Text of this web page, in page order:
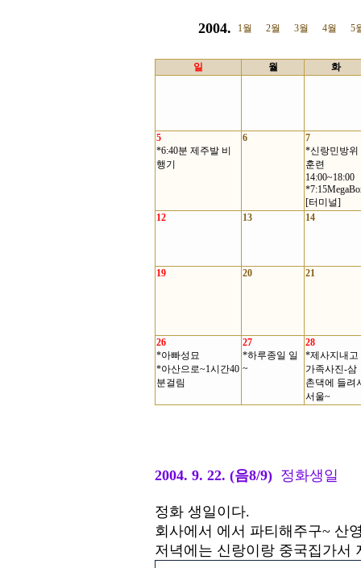
2004. 1월 2월 3월 4월 5
일 월 화
5
*6:40분 제주발 비
행기
6
7
*신랑민방위
훈련
14:00~18:00
[터미널]
12
13 14
19 20 21
26
*아빠성묘
*아산으로~1시간40
분걸림
27
*하루종일 일
~
28
*제사지내고
가족사진-삼
촌댁에 들려
서울~
2004. 9. 22. (음8/9) 정화생일
정화 생일이다.
회사에서 에서 파티해주구~ 산
저녁에는 신랑이랑 중국집가서